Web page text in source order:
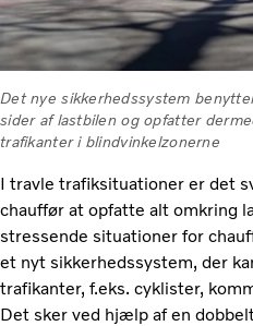
Det nye sikkerhedssystem
sider af lastbilen og opfatter
trafikanter i blindvinkelzonerne
I travle trafiksituationer er det
chauffør at opfatte alt omkring
stressende situationer for
et nyt sikkerhedssystem, der
trafikanter, f.eks. cyklister,
Det sker ved hjælp af en